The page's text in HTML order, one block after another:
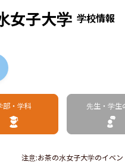
女子大学 学校情報
部・学科 先生・学生
注意:お茶の水女子大学のイベ